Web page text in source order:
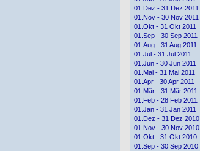
01.Dez - 31 Dez 2011
01.Nov - 30 Nov 2011
01.Okt - 31 Okt 2011
01.Sep - 30 Sep 2011
01.Aug - 31 Aug 2011
01.Jul - 31 Jul 2011
01.Jun - 30 Jun 2011
01.Mai - 31 Mai 2011
01.Apr - 30 Apr 2011
01.Mär - 31 Mär 2011
01.Feb - 28 Feb 2011
01.Jan - 31 Jan 2011
01.Dez - 31 Dez 2010
01.Nov - 30 Nov 2010
01.Okt - 31 Okt 2010
01.Sep - 30 Sep 2010